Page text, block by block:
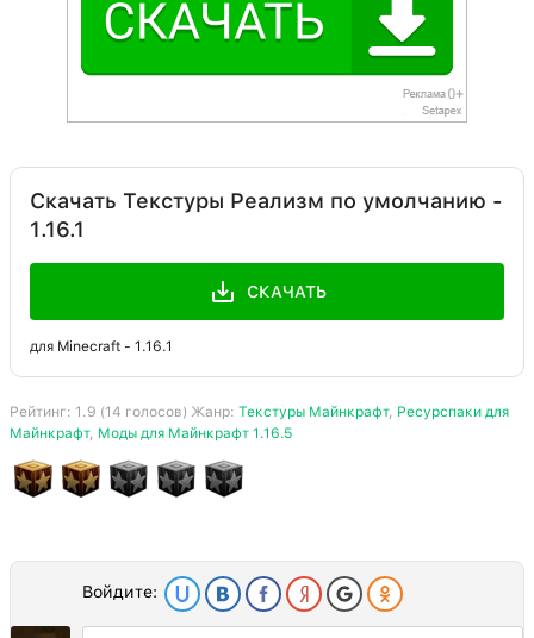
Скачать Текстуры Реализм по умолчанию -
1.16.1
СКАЧАТЬ
для Minecraft - 1.16.1
Рейтинг: 1.9 (14 голосов) Жанр: Текстуры Майнкрафт, Ресурспаки для
Майнкрафт, Моды для Майнкрафт 1.16.5
Войдите: